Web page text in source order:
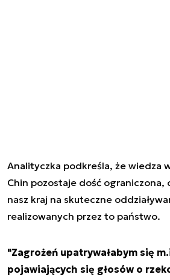
Analityczka podkreśla, że wiedza
Chin pozostaje dość ograniczona,
nasz kraj na skuteczne
realizowanych przez to państwo.
"Zagrożeń upatrywałabym się
pojawiających się głosów o